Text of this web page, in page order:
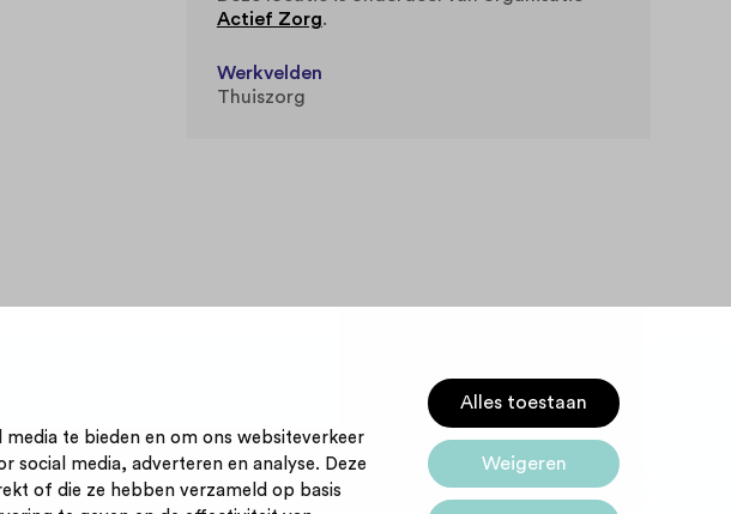
te bieden en om ons websiteverkeer
social media, adverteren en analyse. Deze
of die ze hebben verzameld op basis
Alles toestaan
Weigeren
Actief Zorg.
Werkvelden
Thuiszorg
Privacy statement Cookies
Startpunt voor jouw
carrière